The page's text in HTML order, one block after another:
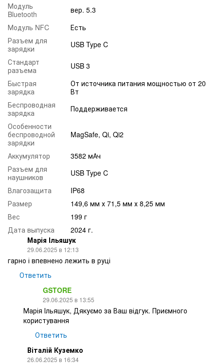
Модуль
Bluetooth
вер. 5.3
Модуль NFC
Есть
Разъем для
зарядки
USB Type C
Стандарт
разъема
USB 3
Быстрая
зарядка
От источника питания мощностью от 20
Вт
Беспроводная
зарядка
Поддерживается
Особенности
беспроводной
зарядки
MagSafe, Qi, Qi2
Аккумулятор
3582 мАч
Разъем для
наушников
USB Type C
Влагозащита
IP68
Размер
149,6 мм х 71,5 мм х 8,25 мм
Вес
199 г
Дата выпуска
2024 г.
Марія Ільяшук
29.06.2025 в 12:13
гарно і впевнено лежить в руці
Ответить
GSTORE
29.06.2025 в 13:55
Марія Ільяшук, Дякуємо за Ваш відгук. Приємного
користування
Ответить
Віталій Куземко
26.06.2025 в 16:34